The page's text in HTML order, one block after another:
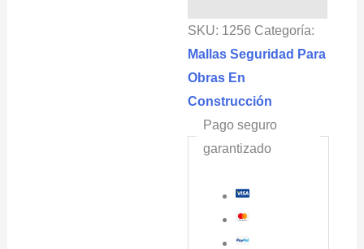
SKU: 1256 Categoría:
Mallas Seguridad Para
Obras En
Construcción
Pago seguro
garantizado